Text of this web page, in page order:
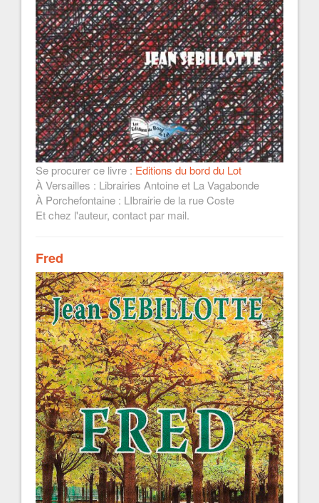
Se procurer ce livre : Editions du bord du Lot
À Versailles : Librairies Antoine et La Vagabonde
À Porchefontaine : LIbrairie de la rue Coste
Et chez l'auteur, contact par mail.
Fred